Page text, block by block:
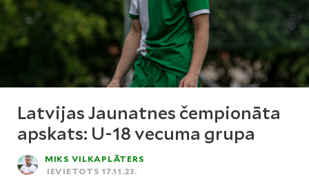
Latvijas Jaunatnes čempionāta
apskats: U-18 vecuma grupa
MIKS VILKAPLĀTERS
IEVIETOTS 17.11.23.